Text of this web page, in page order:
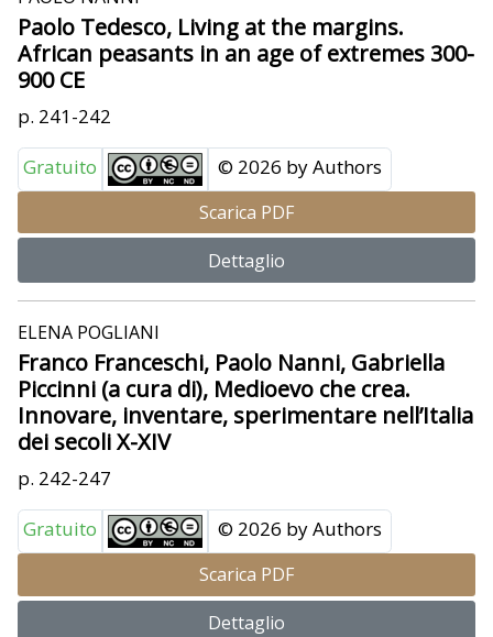
Paolo Tedesco, Living at the margins.
African peasants in an age of extremes 300-
900 CE
p. 241-242
Gratuito
© 2026 by Authors
Scarica PDF
Dettaglio
ELENA POGLIANI
Franco Franceschi, Paolo Nanni, Gabriella
Piccinni (a cura di), Medioevo che crea.
Innovare, inventare, sperimentare nell’Italia
dei secoli X-XIV
p. 242-247
Gratuito
© 2026 by Authors
Scarica PDF
Dettaglio